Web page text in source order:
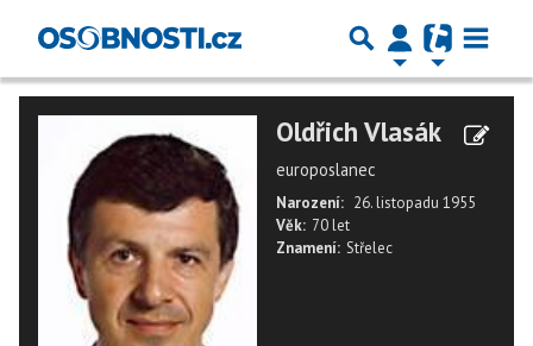
Oldřich Vlasák
europoslanec
Narození: 26. listopadu 1955
Věk: 70 let
Znamení: Střelec